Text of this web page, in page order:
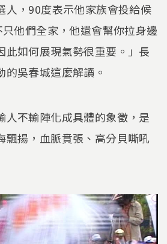
人，90度表示他家族會投給候
他們全家，他還會幫你拉身邊
此如何展現氣勢很重要。」長
吳春城這麼解讀。
人不輸陣化成具體的象徵，是
飄揚，血脈賁張、高分貝嘶吼